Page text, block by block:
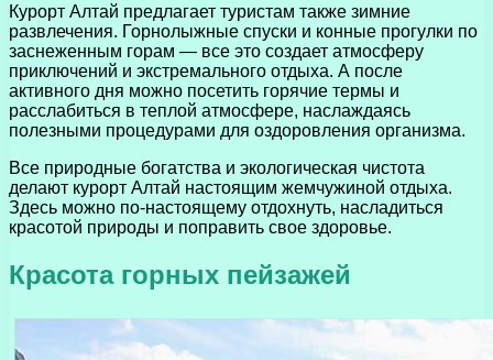
Курорт Алтай предлагает туристам также зимние
развлечения. Горнолыжные спуски и конные прогулки по
заснеженным горам — все это создает атмосферу
приключений и экстремального отдыха. А после
активного дня можно посетить горячие термы и
расслабиться в теплой атмосфере, наслаждаясь
полезными процедурами для оздоровления организма.
Все природные богатства и экологическая чистота
делают курорт Алтай настоящим жемчужиной отдыха.
Здесь можно по-настоящему отдохнуть, насладиться
красотой природы и поправить свое здоровье.
Красота горных пейзажей